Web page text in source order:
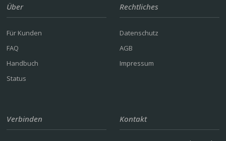
Über
Für Kunden
FAQ
Handbuch
Status
Rechtliches
Datenschutz
AGB
Impressum
Verbinden Kontakt